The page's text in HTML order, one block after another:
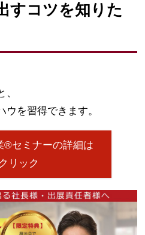
すコツを知りた
ウを習得できます。
®セミナーの詳細は
リック